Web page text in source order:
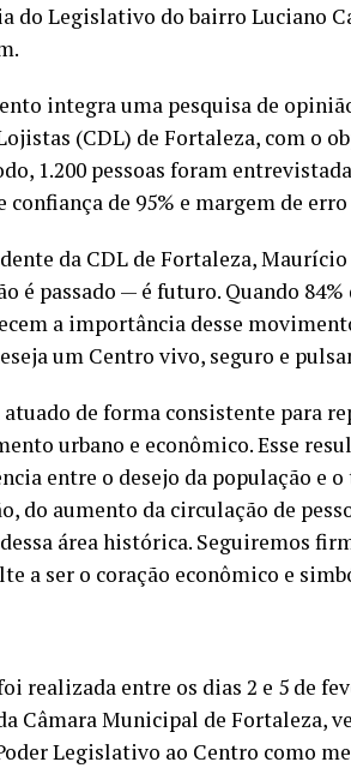
do Legislativo do bairro Luciano
integra uma pesquisa de
(CDL) de Fortaleza, com o
1.200 pessoas foram
confiança de 95% e margem de
da CDL de Fortaleza,
é passado — é futuro. Quando
a importância desse
um Centro vivo, seguro e
atuado de forma consistente para
urbano e econômico. Esse
entre o desejo da população e
do aumento da circulação de
área histórica. Seguiremos
a ser o coração econômico e
realizada entre os dias 2 e 5 de
Câmara Municipal de Fortaleza,
Legislativo ao Centro como